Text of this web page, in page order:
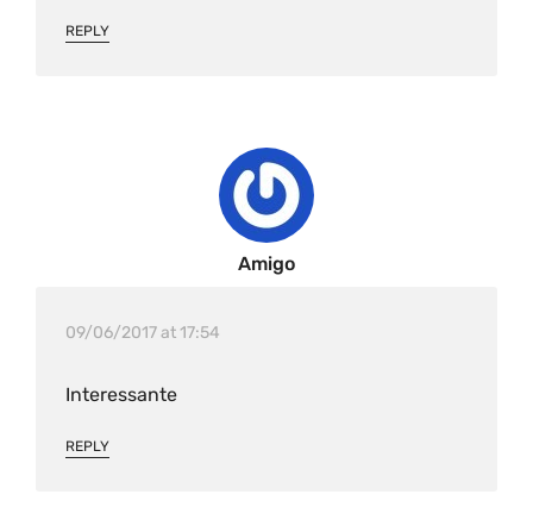
REPLY
Amigo
09/06/2017 at 17:54
Interessante
REPLY